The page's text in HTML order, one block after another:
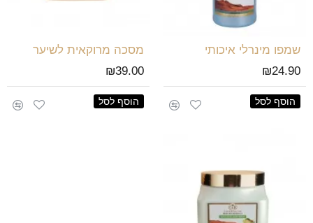
שמפו מינרלי איכותי
₪24.90
הוסף לסל
מסכה מרוקאית לשיער
₪39.00
הוסף לסל